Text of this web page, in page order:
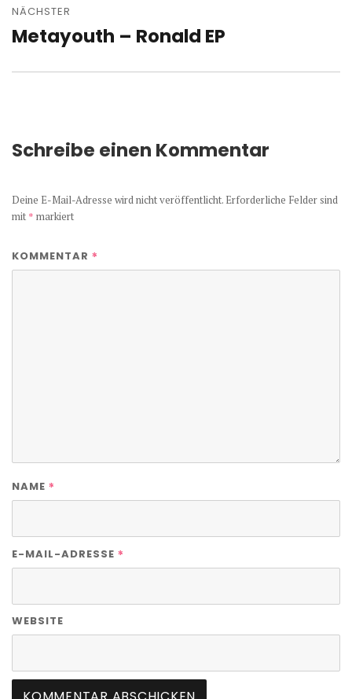
NÄCHSTER
Nächster
Metayouth – Ronald EP
Schreibe einen Kommentar
Deine E-Mail-Adresse wird nicht veröffentlicht. Erforderliche Felder sind
mit * markiert
KOMMENTAR *
NAME *
E-MAIL-ADRESSE *
WEBSITE